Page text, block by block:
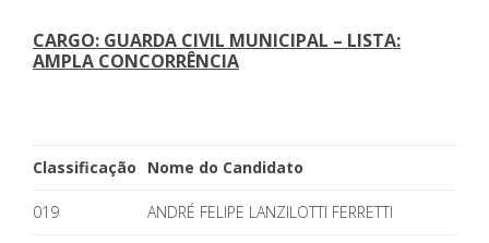
CARGO: GUARDA CIVIL MUNICIPAL – LISTA:
AMPLA CONCORRÊNCIA
Classificação Nome do Candidato
019 ANDRÉ FELIPE LANZILOTTI FERRETTI